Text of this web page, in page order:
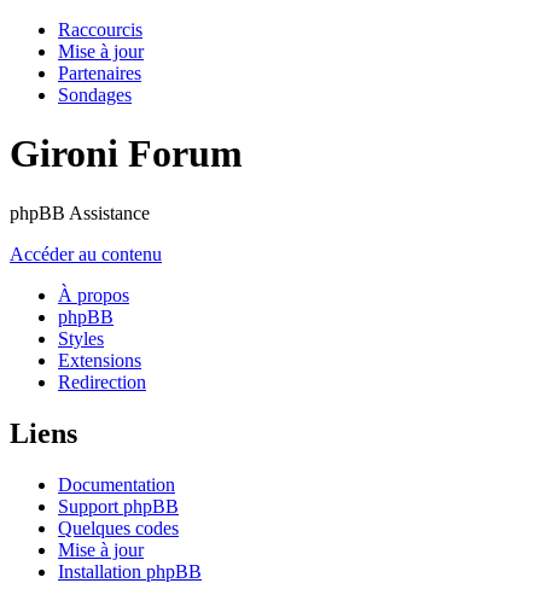
Raccourcis
Mise à jour
Partenaires
Sondages
Gironi Forum
phpBB Assistance
Accéder au contenu
À propos
phpBB
Styles
Extensions
Redirection
Liens
Documentation
Support phpBB
Quelques codes
Mise à jour
Installation phpBB